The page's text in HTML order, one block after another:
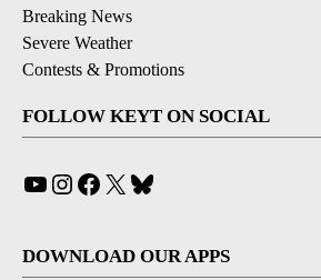
Breaking News
Severe Weather
Contests & Promotions
FOLLOW KEYT ON SOCIAL
YouTube
Instagram
Facebook
X
DOWNLOAD OUR APPS